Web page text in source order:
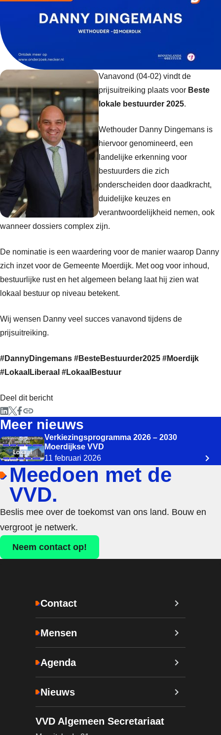
Vanavond (04-02) vindt de
prijsuitreiking plaats voor Beste
lokale bestuurder 2025.
Wethouder Danny Dingemans is
hiervoor genomineerd, een
landelijke erkenning voor
bestuurders die zich
onderscheiden door daadkracht,
duidelijke keuzes en
verantwoordelijkheid nemen, ook
wanneer dossiers complex zijn.
De nominatie is een waardering voor de manier waarop Danny
zich inzet voor de Gemeente Moerdijk. Met oog voor inhoud,
bestuurlijke rust en het algemeen belang laat hij zien wat
lokaal bestuur op niveau betekent.
Wij wensen Danny veel succes vanavond tijdens de
prijsuitreiking.
#DannyDingemans #BesteBestuurder2025 #Moerdijk
#LokaalLiberaal #LokaalBestuur
Deel dit bericht
Meer nieuws
Verkiezingsprogramma 2026 – 2030
Moerdijkse VVD
11 februari 2026
Meedoen met de
VVD.
Beslis mee over de toekomst van ons land. Bouw en
vergroot je netwerk.
Neem contact op!
Contact
Mensen
Agenda
Nieuws
VVD Algemeen Secretariaat